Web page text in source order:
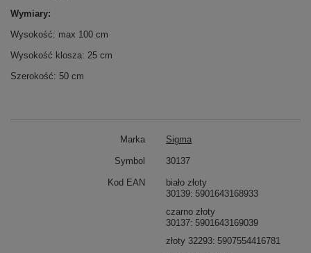
Wymiary:
Wysokość: max 100 cm
Wysokość klosza: 25 cm
Szerokość: 50 cm
Marka Sigma
Symbol 30137
Kod EAN
biało złoty
30139 5901643168933
czarno złoty
30137 5901643169039
złoty 32293 5907554416781